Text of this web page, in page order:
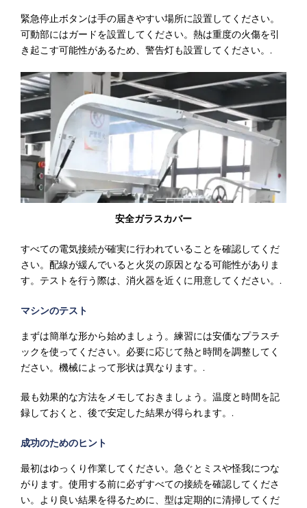
緊急停止ボタンは手の届きやすい場所に設置してください。
可動部にはガードを設置してください。熱は重度の火傷を引
き起こす可能性があるため、警告灯も設置してください。.
安全ガラスカバー
すべての電気接続が確実に行われていることを確認してくだ
さい。配線が緩んでいると火災の原因となる可能性がありま
す。テストを行う際は、消火器を近くに用意してください。.
マシンのテスト
まずは簡単な形から始めましょう。練習には安価なプラスチ
ックを使ってください。必要に応じて熱と時間を調整してく
ださい。機械によって形状は異なります。.
最も効果的な方法をメモしておきましょう。温度と時間を記
録しておくと、後で安定した結果が得られます。.
成功のためのヒント
最初はゆっくり作業してください。急ぐとミスや怪我につな
がります。使用する前に必ずすべての接続を確認してくださ
い。より良い結果を得るために、型は定期的に清掃してくだ